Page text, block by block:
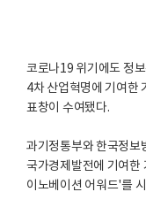
코로나19 위기에도 정
4차 산업혁명에 기여한
표창이 수여됐다.
과기정통부와 한국정보
국가경제발전에 기여한
이노베이션 어워드'를